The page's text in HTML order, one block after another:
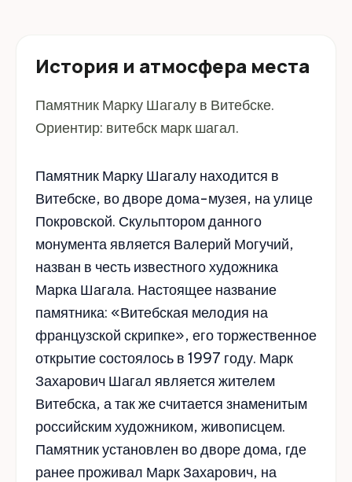
История и атмосфера места
Памятник Марку Шагалу в Витебске.
Ориентир: витебск марк шагал.
Памятник Марку Шагалу находится в
Витебске, во дворе дома-музея, на улице
Покровской. Скульптором данного
монумента является Валерий Могучий,
назван в честь известного художника
Марка Шагала. Настоящее название
памятника: «Витебская мелодия на
французской скрипке», его торжественное
открытие состоялось в 1997 году. Марк
Захарович Шагал является жителем
Витебска, а так же считается знаменитым
российским художником, живописцем.
Памятник установлен во дворе дома, где
ранее проживал Марк Захарович, на